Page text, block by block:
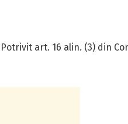
art. 16 alin. (3) din